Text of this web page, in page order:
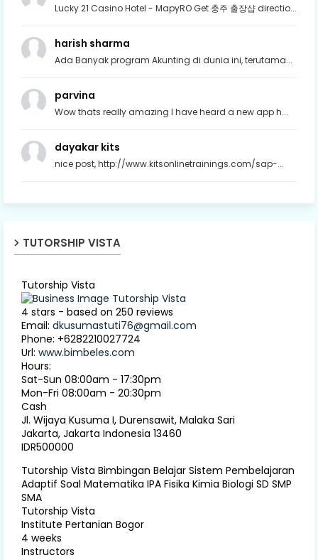
Lucky 21 Casino Hotel - MapyRO Get 충주 출장샵 directio...
harish sharma
Ada Banyak program Akunting di dunia ini, terutama...
parvina
Wow thats really amazing I have heard a new app h...
dayakar kits
nice post, http://www.kitsonlinetrainings.com/sap-...
TUTORSHIP VISTA
Tutorship Vista
4 stars - based on 250 reviews
Email: dkusumastuti76@gmail.com
Phone: +6282210027724
Url: www.bimbeles.com
Hours:
Sat-Sun 08:00am - 17:30pm
Mon-Fri 08:00am - 20:30pm
Cash
Jl. Wijaya Kusuma I, Durensawit, Malaka Sari
Jakarta, Jakarta Indonesia 13460
IDR500000
Tutorship Vista Bimbingan Belajar Sistem Pembelajaran
Adaptif Soal Matematika IPA Fisika Kimia Biologi SD SMP
SMA
Tutorship Vista
Institute Pertanian Bogor
4 weeks
Instructors